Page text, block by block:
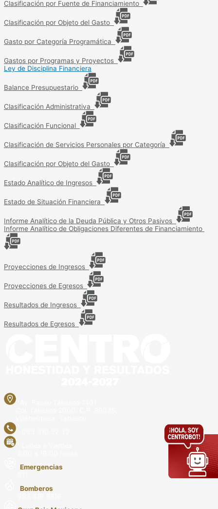
Clasificación por Fuente de Financiamiento
Clasificación por Objeto del Gasto
Gasto por Categoría Programática
Gastos por Programas y Proyectos
Ley de Disciplina Financiera
Balance Presupuestario
Clasificación Administrativa
Clasificación Funcional
Clasificación de Servicios Personales por Categoría
Clasificación por Objeto del Gasto
Estado Analítico de Ingresos
Estado de Situación Financiera
Informe Analítico de la Deuda Pública y Otros Pasivos
Informe Analítico de Obligaciones Diferentes de Financiamiento
Proyecciones de Ingresos
Proyecciones de Egresos
Resultados de Ingresos
Resultados de Egresos
Emergencias
Bomberos